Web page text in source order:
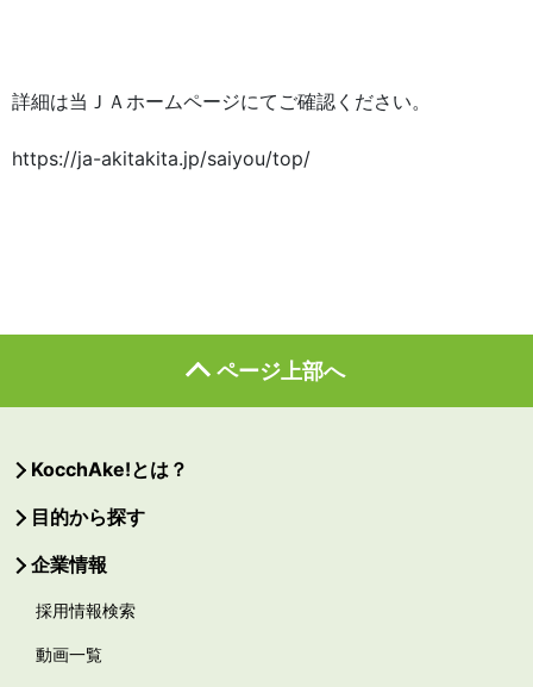
詳細は当ＪＡホームページにてご確認ください。
https://ja-akitakita.jp/saiyou/top/
ページ上部へ
KocchAke!とは？
目的から探す
企業情報
採用情報検索
動画一覧